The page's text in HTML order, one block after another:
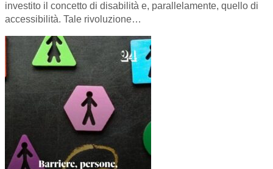
investito il concetto di disabilità e, parallelamente, quello di
accessibilità. Tale rivoluzione…